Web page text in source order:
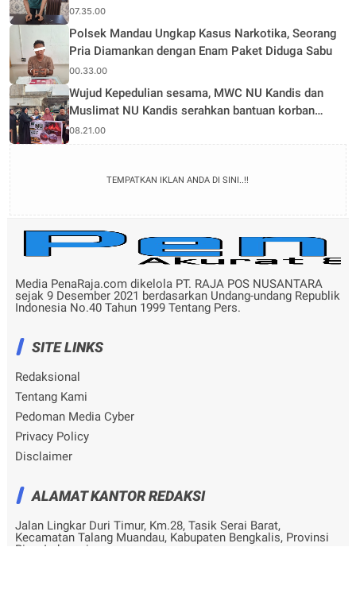
07.35.00
Polsek Mandau Ungkap Kasus Narkotika, Seorang
Pria Diamankan dengan Enam Paket Diduga Sabu
00.33.00
Wujud Kepedulian sesama, MWC NU Kandis dan
Muslimat NU Kandis serahkan bantuan korban
musibah kebakaran
08.21.00
TEMPATKAN IKLAN ANDA DI SINI..!!
Media PenaRaja.com dikelola PT. RAJA POS NUSANTARA
sejak 9 Desember 2021 berdasarkan Undang-undang Republik
Indonesia No.40 Tahun 1999 Tentang Pers.
SITE LINKS
Redaksional
Tentang Kami
Pedoman Media Cyber
Privacy Policy
Disclaimer
ALAMAT KANTOR REDAKSI
Jalan Lingkar Duri Timur, Km.28, Tasik Serai Barat,
Kecamatan Talang Muandau, Kabupaten Bengkalis, Provinsi
Riau, Indonesia